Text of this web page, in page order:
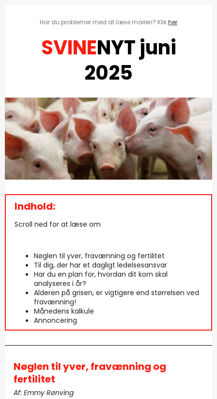
Har du problemer med at læse mailen? Klikher
SVINENYT juni
2025
Indhold:
Scroll ned for at læse om
Nøglen til yver, fravænning og fertilitet
Til dig, der har et dagligt ledelsesansvar
Har du en plan for, hvordan dit korn skal
analyseres i år?
Alderen på grisen, er vigtigere end størrelsen ved
fravænning!
Månedens kalkule
Annoncering
Nøglen til yver, fravænning og
fertilitet
Af: Emmy Rønving